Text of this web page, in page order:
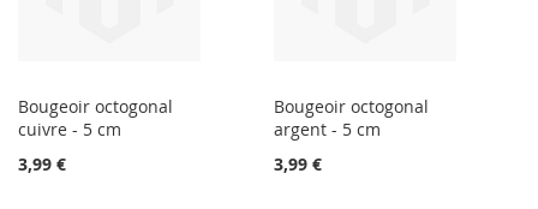
Bougeoir octogonal
cuivre - 5 cm
3,99 €
Bougeoir octogonal
argent - 5 cm
3,99 €